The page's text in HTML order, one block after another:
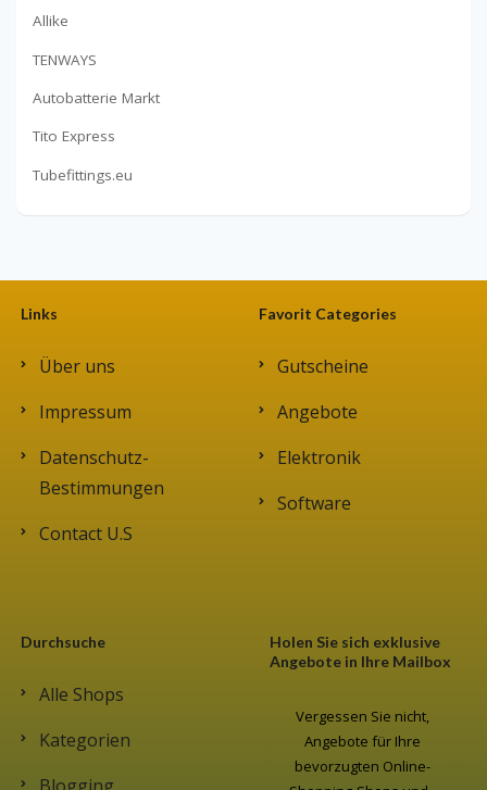
Allike
TENWAYS
Autobatterie Markt
Tito Express
Tubefittings.eu
Links
Über uns
Impressum
Datenschutz-
Bestimmungen
Contact U.S
Favorit Categories
Gutscheine
Angebote
Elektronik
Software
Durchsuche
Alle Shops
Kategorien
Holen Sie sich exklusive
Angebote in Ihre Mailbox
Vergessen Sie nicht,
Angebote für Ihre
bevorzugten Online-